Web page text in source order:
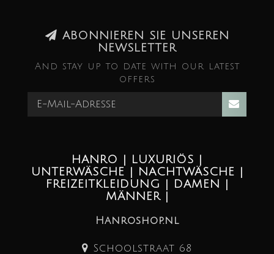
ABONNIEREN SIE UNSEREN
NEWSLETTER
And stay up to date with our latest
offers
HANRO | LUXURIÖS |
UNTERWÄSCHE | NACHTWÄSCHE |
FREIZEITKLEIDUNG | DAMEN |
MÄNNER |
Hanroshop.nl
Schoolstraat 68